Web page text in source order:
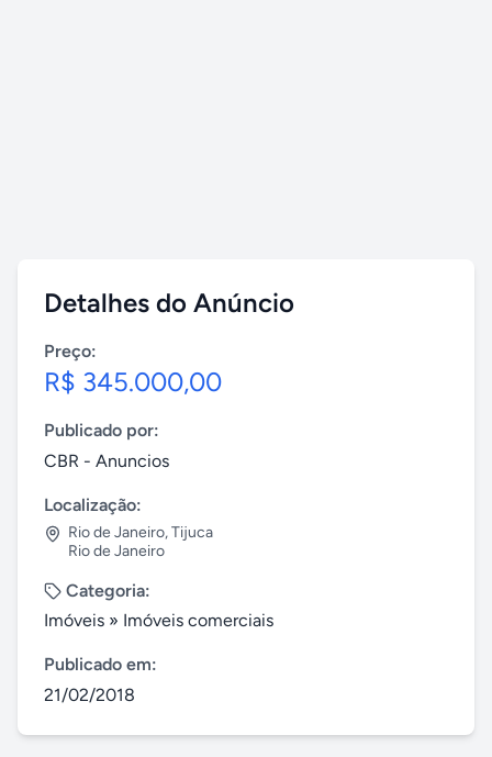
Detalhes do Anúncio
Preço:
R$ 345.000,00
Publicado por:
CBR - Anuncios
Localização:
Rio de Janeiro,Tijuca
Rio de Janeiro
Categoria:
Imóveis » Imóveis comerciais
Publicado em:
21/02/2018